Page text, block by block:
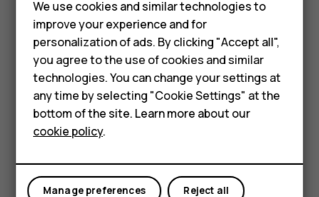
Phones for kids
Accessories
HMD Terra M
For business
Tablets
подключения USB, откройте панель уведомлений и
коснитесь уведомления о USB.
Отправка фотографий и видео
Вы можете быстро и просто показать фотографии и
видео друзьям или членам семьи.
В разделеФото
Выберите способ отправки фотографий или
видео.
We use cookies and similar technologies to
improve your experience and for
personalization of ads. By clicking "Accept all",
you agree to the use of cookies and similar
technologies. You can change your settings at
any time by selecting "Cookie Settings" at the
bottom of the site. Learn more about our
cookie policy.
Reject all
Manage preferences